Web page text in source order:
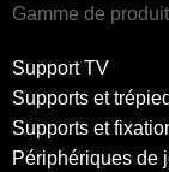
Gamme de
Support TV
Supports et
Supports et
Périphériques de